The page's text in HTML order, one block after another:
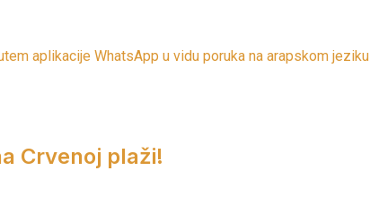
aplikacije WhatsApp u vidu poruka na arapskom jeziku
Crvenoj plaži!